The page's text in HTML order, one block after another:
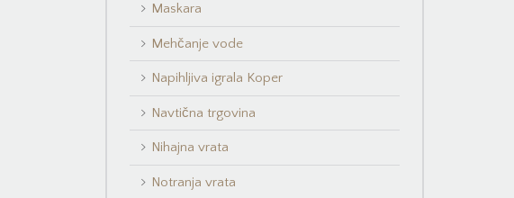
Maskara
Mehčanje vode
Napihljiva igrala Koper
Navtična trgovina
Nihajna vrata
Notranja vrata